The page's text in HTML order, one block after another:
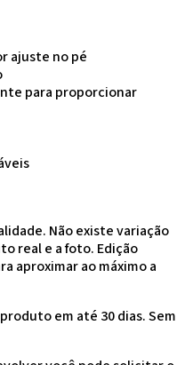
ajuste no pé
para proporcionar
Não existe variação
real e a foto. Edição
aproximar ao máximo a
em até 30 dias. Sem